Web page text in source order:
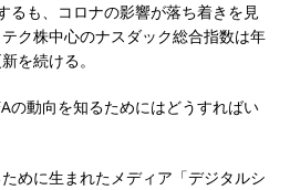
るも、コロナの影響が落ち着きを見
ク株中心のナスダック総合指数は年
を続ける。
の動向を知るためにはどうすればい
めに生まれたメディア「デジタルシ